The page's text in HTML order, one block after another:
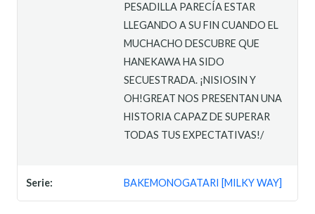
PESADILLA PARECÍA ESTAR
LLEGANDO A SU FIN CUANDO EL
MUCHACHO DESCUBRE QUE
HANEKAWA HA SIDO
SECUESTRADA. ¡NISIOSIN Y
OH!GREAT NOS PRESENTAN UNA
HISTORIA CAPAZ DE SUPERAR
TODAS TUS EXPECTATIVAS!/
Serie: BAKEMONOGATARI [MILKY WAY]